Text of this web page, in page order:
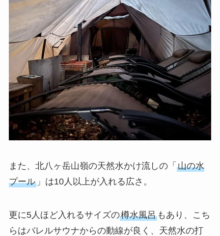
また、北八ヶ岳山嶺の天然水かけ流しの「 山の水
プール」は10人以上が入れる広さ。
更に5人ほど入れるサイズの樽水風呂もあり、こち
らはバレルサウナからの動線が良く、天然水の打